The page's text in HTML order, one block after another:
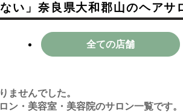
い」奈良県大和郡山のヘア
全ての店舗
ませんでした。
ン・美容室・美容院のサロン一覧です。